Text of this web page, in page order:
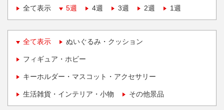
全て表示
5週 4週 3週 2週 1週
全て表示 ぬいぐるみ・クッション
フィギュア・ホビー
キーホルダー・マスコット・アクセサリー
生活雑貨・インテリア・小物 その他景品